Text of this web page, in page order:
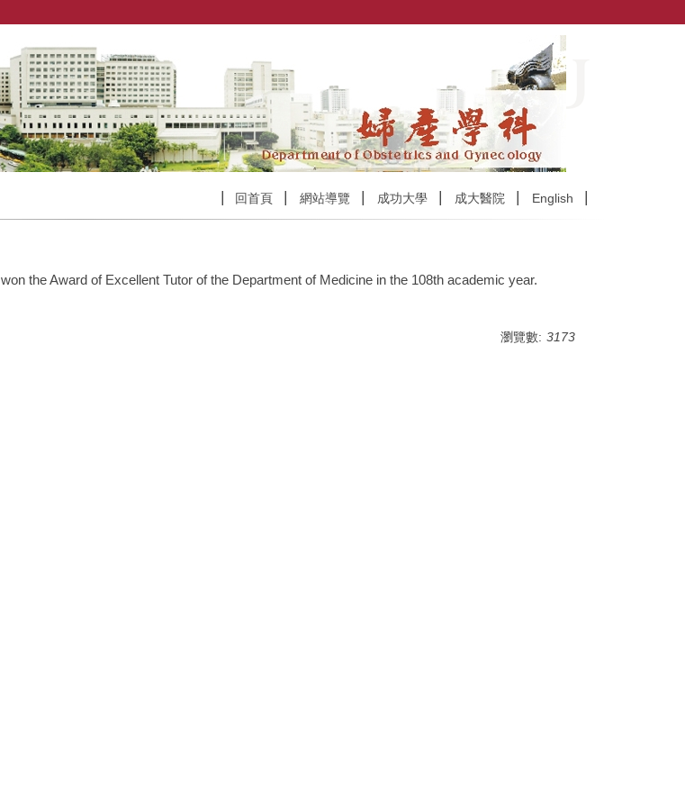
回首頁 網站導覽 成功大學 成大醫院 English
the Award of Excellent Tutor of the Department of Medicine in the 108th academic year.
瀏覽數: 3173